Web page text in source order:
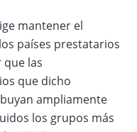
mantener el
países prestatarios
que las
que dicho
ampliamente
los grupos más